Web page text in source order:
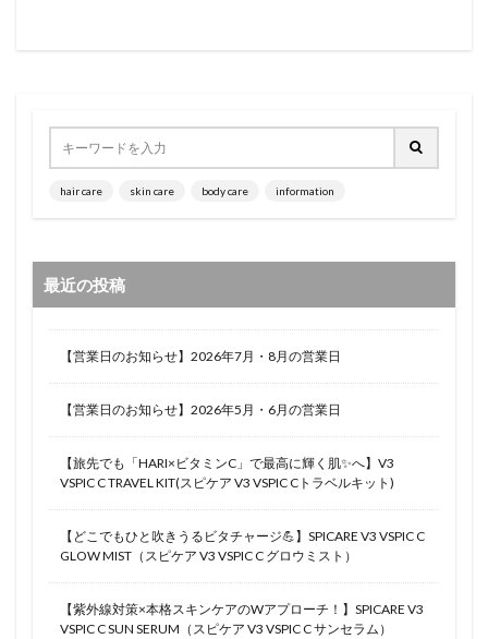
hair care skin care body care information
最近の投稿
【営業日のお知らせ】2026年7月・8月の営業日
【営業日のお知らせ】2026年5月・6月の営業日
【旅先でも「HARI×ビタミンC」で最高に輝く肌✨へ】V3
VSPIC C TRAVEL KIT(スピケア V3 VSPIC Cトラベルキット)
【どこでもひと吹きうるビタチャージ💪】SPICARE V3 VSPIC C
GLOW MIST（スピケア V3 VSPIC C グロウミスト）
【紫外線対策×本格スキンケアのWアプローチ！】SPICARE V3
VSPIC C SUN SERUM（スピケア V3 VSPIC C サンセラム）